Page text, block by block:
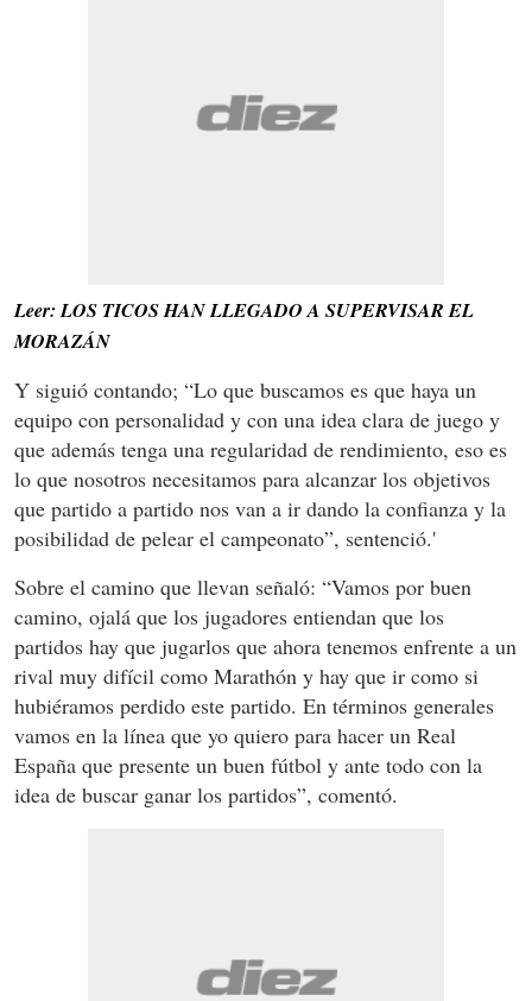
Leer: LOS TICOS HAN LLEGADO A SUPERVISAR EL
MORAZÁN
Y siguió contando; “Lo que buscamos es que haya un
equipo con personalidad y con una idea clara de juego y
que además tenga una regularidad de rendimiento, eso es
lo que nosotros necesitamos para alcanzar los objetivos
que partido a partido nos van a ir dando la confianza y la
posibilidad de pelear el campeonato”, sentenció.'
Sobre el camino que llevan señaló: “Vamos por buen
camino, ojalá que los jugadores entiendan que los
partidos hay que jugarlos que ahora tenemos enfrente a un
rival muy difícil como Marathón y hay que ir como si
hubiéramos perdido este partido. En términos generales
vamos en la línea que yo quiero para hacer un Real
España que presente un buen fútbol y ante todo con la
idea de buscar ganar los partidos”, comentó.